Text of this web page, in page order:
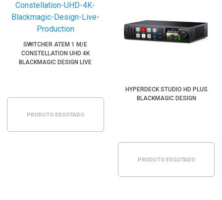
SWITCHER ATEM 1 M/E
CONSTELLATION UHD 4K
BLACKMAGIC DESIGN LIVE
PRODUTO ESGOTADO
HYPERDECK STUDIO HD PLUS
BLACKMAGIC DESIGN
PRODUTO ESGOTADO